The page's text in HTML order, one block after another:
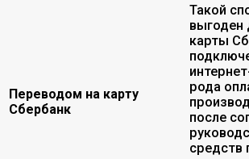
Переводом на карту
Сбербанк
Такой
выгоден
карты
рода
после
средств